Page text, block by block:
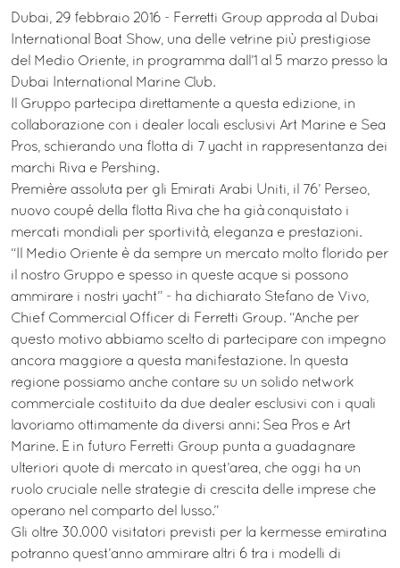
Dubai, 29 febbraio 2016 - Ferretti Group approda al Dubai
International Boat Show, una delle vetrine più prestigiose
del Medio Oriente, in programma dall’1 al 5 marzo presso la
Dubai International Marine Club.
Il Gruppo partecipa direttamente a questa edizione, in
collaborazione con i dealer locali esclusivi Art Marine e Sea
Pros, schierando una flotta di 7 yacht in rappresentanza dei
marchi Riva e Pershing.
Première assoluta per gli Emirati Arabi Uniti, il 76’ Perseo,
nuovo coupé della flotta Riva che ha già conquistato i
mercati mondiali per sportività, eleganza e prestazioni.
“Il Medio Oriente è da sempre un mercato molto florido per
il nostro Gruppo e spesso in queste acque si possono
ammirare i nostri yacht” - ha dichiarato Stefano de Vivo,
Chief Commercial Officer di Ferretti Group. “Anche per
questo motivo abbiamo scelto di partecipare con impegno
ancora maggiore a questa manifestazione. In questa
regione possiamo anche contare su un solido network
commerciale costituito da due dealer esclusivi con i quali
lavoriamo ottimamente da diversi anni: Sea Pros e Art
Marine. E in futuro Ferretti Group punta a guadagnare
ulteriori quote di mercato in quest’area, che oggi ha un
ruolo cruciale nelle strategie di crescita delle imprese che
operano nel comparto del lusso.”
Gli oltre 30.000 visitatori previsti per la kermesse emiratina
potranno quest’anno ammirare altri 6 tra i modelli di